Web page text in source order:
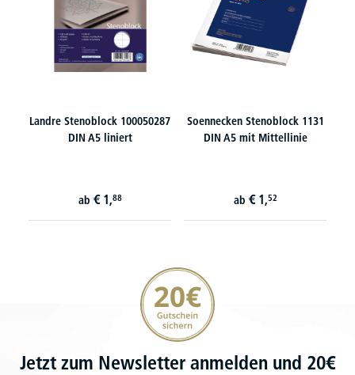
Landre Stenoblock 100050287
DIN A5 liniert
ab € 1,88
Soennecken Stenoblock 1131
DIN A5 mit Mittellinie
ab € 1,52
20€ Gutschein sichern
Jetzt zum Newsletter anmelden und 20€